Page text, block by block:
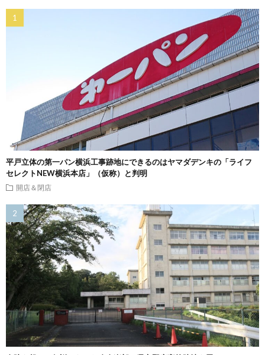
平戸立体の第一パン横浜工事跡地にできるのはヤマダデンキの「ライフ
セレクトNEW横浜本店」（仮称）と判明
開店＆閉店